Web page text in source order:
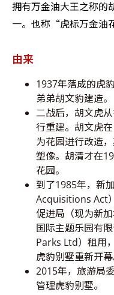
拥有万金油大王之称的
一。也称“虎标万金油
由来
1937年落成的虎
弟弟胡文豹建造。
二战后，胡文虎
行重建。胡文虎
为花园进行改造
塑像。胡清才在
花园。
到了1985年，新
Acquisitions Act
促进局（现为新
国际主题乐园有
Parks Ltd）租用
虎豹别墅重新开幕
2015年，旅游局
管理虎豹别墅。